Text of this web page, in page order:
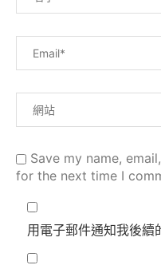
Save my name,
for the next time I
用電子郵件通知我後續